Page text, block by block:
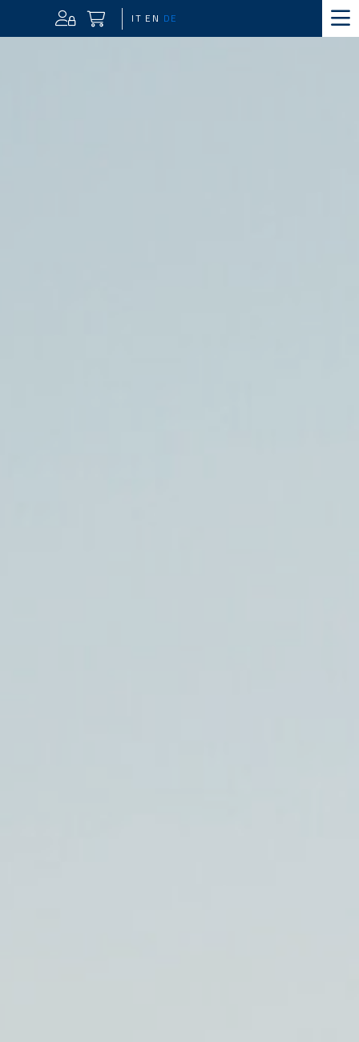
IT EN DE